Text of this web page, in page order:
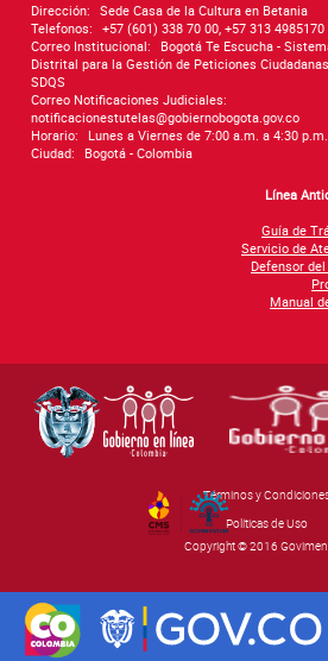
Dirección: Sede Casa de la Cultura en Betania
Telefonos: +57 (601) 338 70 00, +57 313 4985170
Correo Institucional:
Bogotá Te Escucha -
Distrital para la Gestión de Peticiones
SDQS
Correo Notificaciones Judiciales:
notificacionestutelas@gobiernobogota.gov.co
Horario:
Lunes a Viernes de 7:00 a.m. a 4:30 p.m.
Ciudad:
Bogotá - Colombia
Línea
Guía de
Servicio de
Defensor
Manual
Términos y
Políticas de Uso
Copyright © 2016
By Govimentum